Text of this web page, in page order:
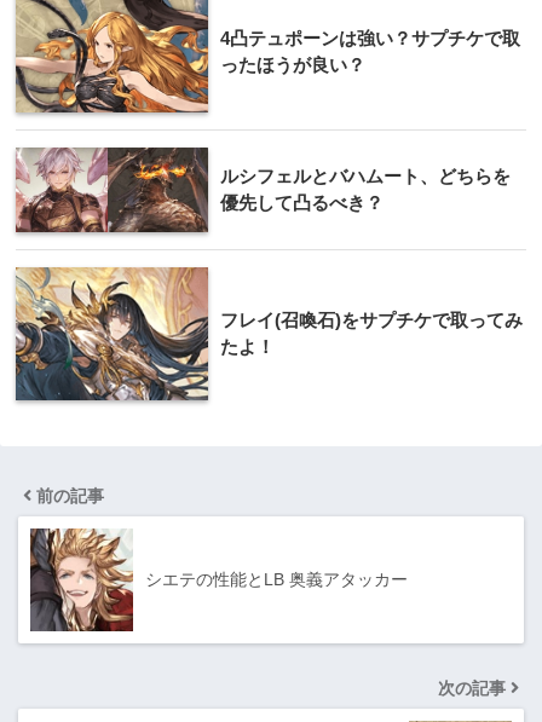
4凸テュポーンは強い？サプチケで取
ったほうが良い？
ルシフェルとバハムート、どちらを
優先して凸るべき？
フレイ(召喚石)をサプチケで取ってみ
たよ！
前の記事
シエテの性能とLB 奥義アタッカー
次の記事